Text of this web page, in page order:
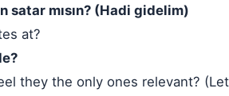
satar mısın? (Hadi gidelim)
at?
they the only ones relevant?